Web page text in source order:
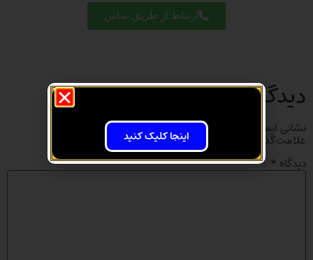
ارتباط از طریق تماس
دیدگاهتان را بنویسید
نشانی ایمیل شما منتشر نخواهد شد.بخش‌های موردنیاز
علامت‌گذاری شده‌اند
*
دیدگاه *
اینجا کلیک کنید